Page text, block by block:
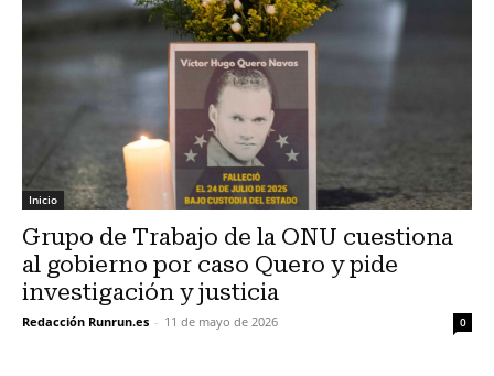
Inicio
Grupo de Trabajo de la ONU cuestiona
al gobierno por caso Quero y pide
investigación y justicia
Redacción Runrun.es - 11 de mayo de 2026 0